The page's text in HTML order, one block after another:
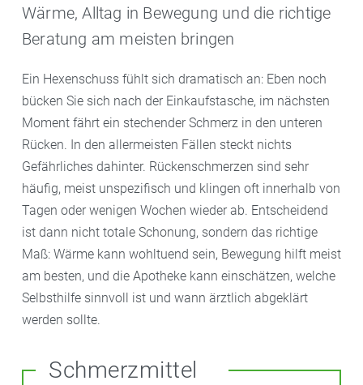
Wärme, Alltag in Bewegung und die richtige
Beratung am meisten bringen
Ein Hexenschuss fühlt sich dramatisch an: Eben noch
bücken Sie sich nach der Einkaufstasche, im nächsten
Moment fährt ein stechender Schmerz in den unteren
Rücken. In den allermeisten Fällen steckt nichts
Gefährliches dahinter. Rückenschmerzen sind sehr
häufig, meist unspezifisch und klingen oft innerhalb von
Tagen oder wenigen Wochen wieder ab. Entscheidend
ist dann nicht totale Schonung, sondern das richtige
Maß: Wärme kann wohltuend sein, Bewegung hilft meist
am besten, und die Apotheke kann einschätzen, welche
Selbsthilfe sinnvoll ist und wann ärztlich abgeklärt
werden sollte.
Schmerzmittel